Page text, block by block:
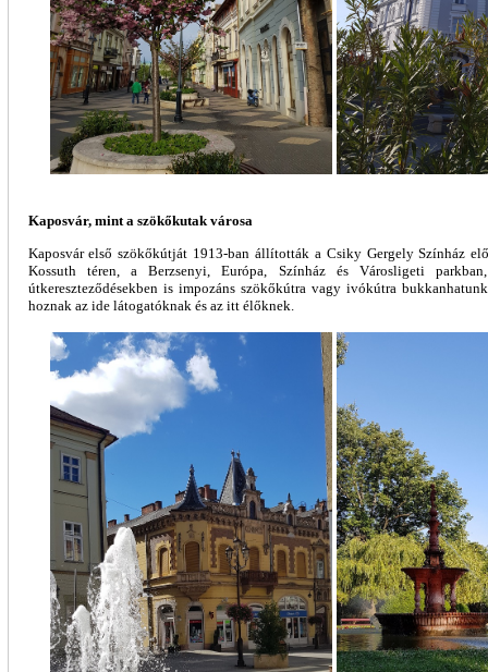
Kaposvár, mint a szökőkutak városa
Kaposvár első szökőkútját 1913-ban állították a Csiky Gergely Színház
Kossuth téren, a Berzsenyi, Európa, Színház és Városligeti
útkereszteződésekben is impozáns szökőkútra vagy ivókútra
hoznak az ide látogatóknak és az itt élőknek.